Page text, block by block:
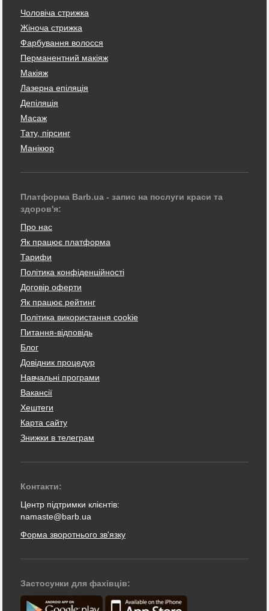
Чоловіча стрижка
Жіноча стрижка
Фарбування волосся
Перманентний макіяж
Макіяж
Лазерна епіляція
Депіляція
Масаж
Тату, пірсинг
Манікюр
Платформа Barb.ua - запис на послуги краси та
здоров'я:
Про нас
Як працює платформа
Тарифи
Політика конфіденційності
Договір оферти
Як працює рейтинг
Політика використання cookie
Питання-відповідь
Блог
Довідник процедур
Навчальні програми
Вакансії
Хештеги
Карта сайту
Знижки в телеграм
Контакти:
Центр підтримки клієнтів:
namaste@barb.ua
Форма зворотнього зв'язку
Застосунки для фахівців: